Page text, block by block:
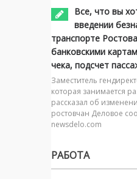
Все, что вы
введении
транспорте
банковскими
чека, подсчет
Заместитель
которая занимается
рассказал об
ростовчан Деловое
newsdelo.com
РАБОТА